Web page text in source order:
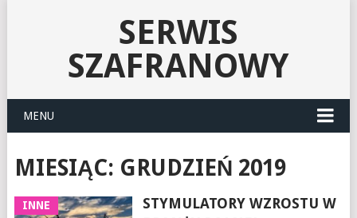
SERWIS
SZAFRANOWY
MENU
MIESIĄC: GRUDZIEŃ 2019
INNE
STYMULATORY WZROSTU W